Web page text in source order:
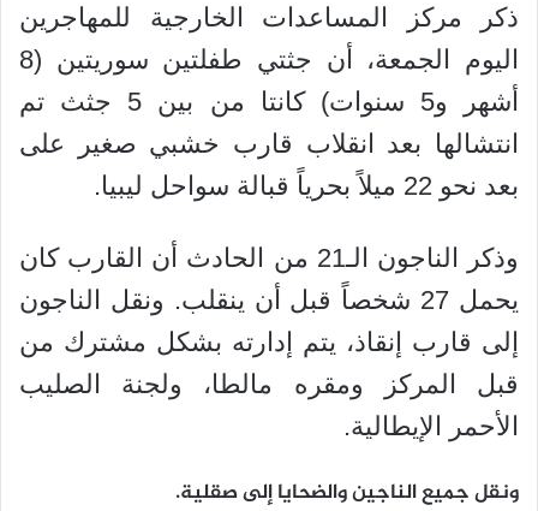
ذكر مركز المساعدات الخارجية للمهاجرين
اليوم الجمعة، أن جثتي طفلتين سوريتين (8
أشهر و5 سنوات) كانتا من بين 5 جثث تم
انتشالها بعد انقلاب قارب خشبي صغير على
بعد نحو 22 ميلاً بحرياً قبالة سواحل ليبيا.
وذكر الناجون الـ21 من الحادث أن القارب كان
يحمل 27 شخصاً قبل أن ينقلب. ونقل الناجون
إلى قارب إنقاذ، يتم إدارته بشكل مشترك من
قبل المركز ومقره مالطا، ولجنة الصليب
الأحمر الإيطالية.
ونقل جميع الناجين والضحايا إلى صقلية.